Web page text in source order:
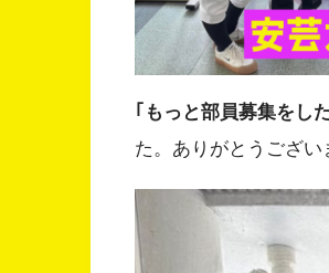
｢もっと部員募集をし
た。ありがとうござい